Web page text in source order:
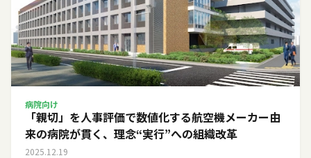
病院向け
「親切」を人事評価で数値化する――航空機メーカー由
来の病院が貫く、理念“実行”への組織改革
2025.12.19